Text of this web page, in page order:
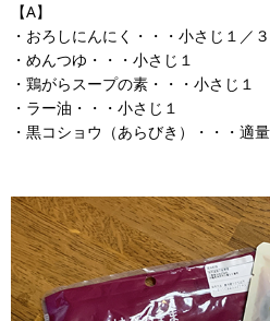
【A】
・おろしにんにく・・・小さじ１／３
・めんつゆ・・・小さじ１
・鶏がらスープの素・・・小さじ１
・ラー油・・・小さじ１
・黒コショウ（あらびき）・・・適量